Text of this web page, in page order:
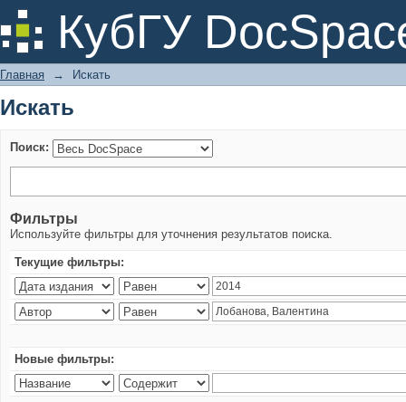
КубГУ
Искать
Главная → Искать
Искать
Поиск:
Фильтры
Используйте фильтры для уточнения результатов поиска.
Текущие фильтры:
Новые фильтры: